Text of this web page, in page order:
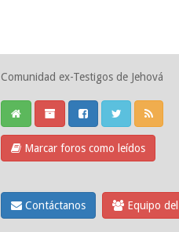
Comunidad ex-Testigos de Jehová
Marcar foros como leídos
Contáctanos Equipo